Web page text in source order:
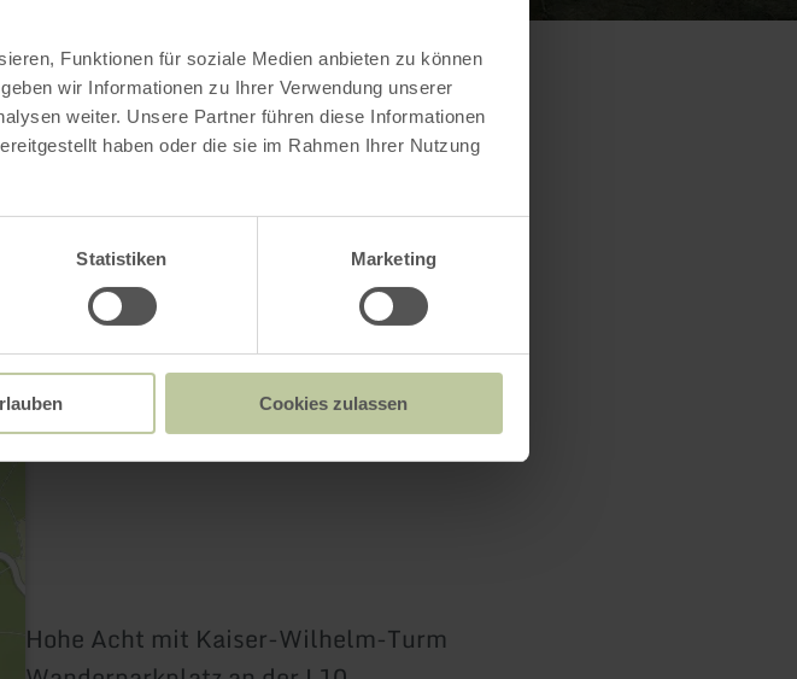
Funktionen für soziale Medien anbieten zu können
wir Informationen zu Ihrer Verwendung unserer
weiter. Unsere Partner führen diese Informationen
haben oder die sie im Rahmen Ihrer Nutzung
Statistiken Marketing
Cookies zulassen
Hohe Acht mit Kaiser-Wilhelm-Turm